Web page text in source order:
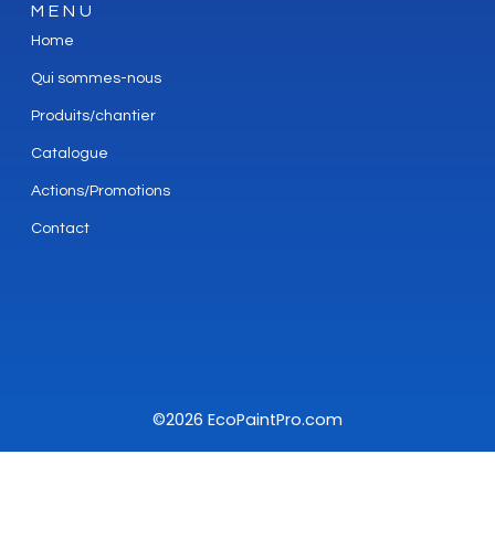
MENU
Home
Qui sommes-nous
Produits/chantier
Catalogue
Actions/Promotions
Contact
©2026 EcoPaintPro.com